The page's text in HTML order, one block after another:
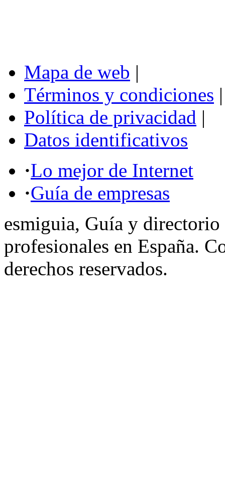
Mapa de web |
Términos y condiciones |
Política de privacidad |
Datos identificativos
·Lo mejor de Internet
·Guía de empresas
esmiguia, Guía y directorio
profesionales en España.
derechos reservados.